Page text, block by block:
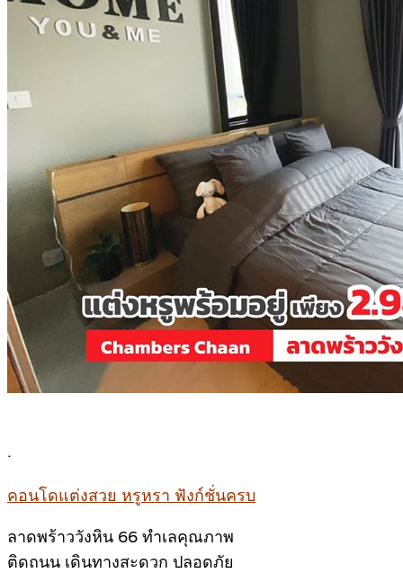
.
คอนโดแต่งสวย หรูหรา ฟังก์ชั่นครบ
ลาดพร้าววังหิน 66 ทำเลคุณภาพ
ติดถนน เดินทางสะดวก ปลอดภัย